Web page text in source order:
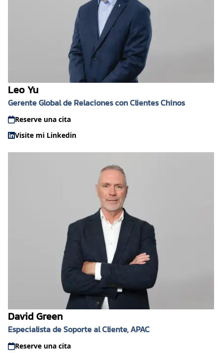
Leo Yu
Gerente Global de Relaciones con Clientes Chinos
Reserve una cita
Visite mi Linkedin
David Green
Especialista de Soporte al Cliente, APAC
Reserve una cita